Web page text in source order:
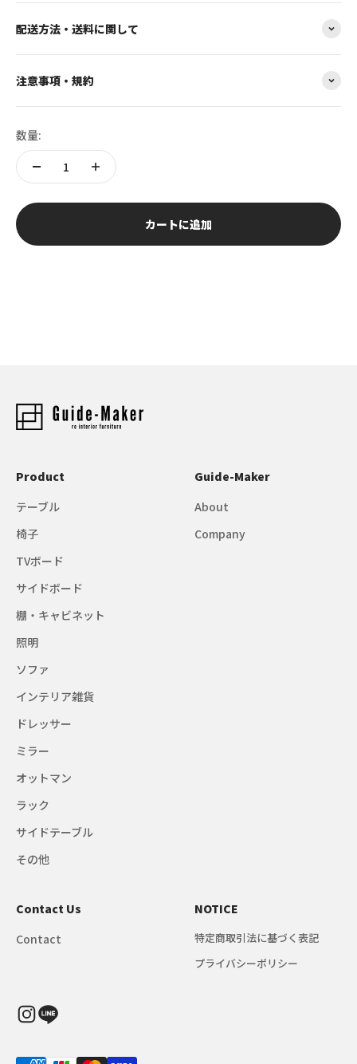
配送方法・送料に関して
注意事項・規約
数量:
カートに追加
Product
テーブル
椅子
TVボード
サイドボード
棚・キャビネット
照明
ソファ
インテリア雑貨
ドレッサー
ミラー
オットマン
ラック
サイドテーブル
その他
Guide-Maker
About
Company
Contact Us
Contact
NOTICE
特定商取引法に基づく表記
プライバシーポリシー